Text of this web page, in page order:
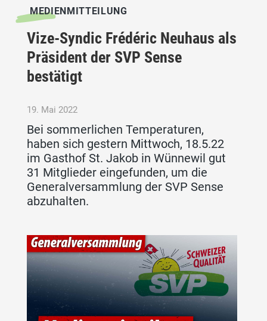
MEDIENMITTEILUNG
Vize-Syndic Frédéric Neuhaus als
Präsident der SVP Sense
bestätigt
19. Mai 2022
Bei sommerlichen Temperaturen,
haben sich gestern Mittwoch, 18.5.22
im Gasthof St. Jakob in Wünnewil gut
31 Mitglieder eingefunden, um die
Generalversammlung der SVP Sense
abzuhalten.